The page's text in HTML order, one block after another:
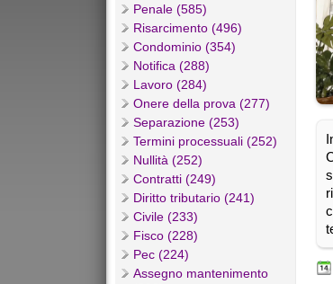
Penale (585)
Risarcimento (496)
Condominio (354)
Notifica (288)
Lavoro (284)
Onere della prova (277)
Separazione (253)
Termini processuali (252)
Nullità (252)
Contratti (249)
Diritto tributario (241)
Civile (233)
Fisco (228)
Pec (224)
Assegno mantenimento